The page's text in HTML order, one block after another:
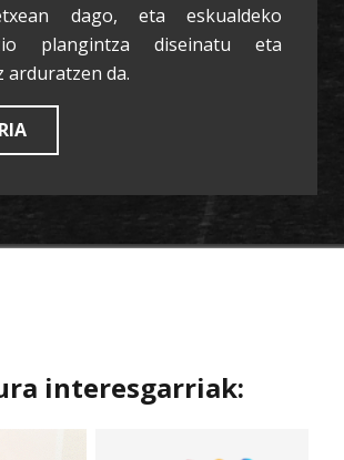
dago, eta eskualdeko
plangintza diseinatu eta
arduratzen da.
interesgarriak: